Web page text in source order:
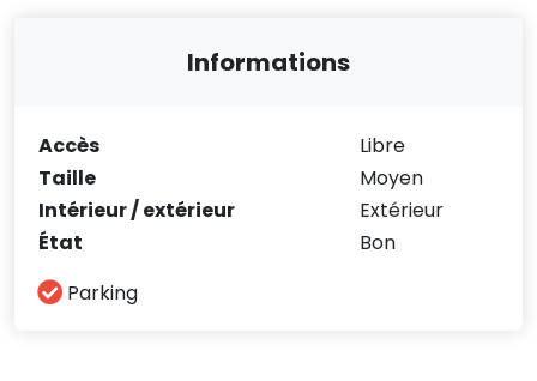
Informations
Accès
Libre
Taille
Moyen
Intérieur / extérieur
Extérieur
État
Bon
Parking